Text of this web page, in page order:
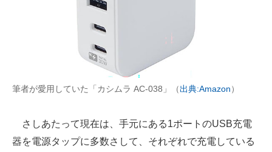
筆者が愛用していた「カシムラ AC-038」（出典:Amazon）
さしあたって現在は、手元にある1ポートのUSB充電
器を電源タップに多数さして、それぞれで充電している